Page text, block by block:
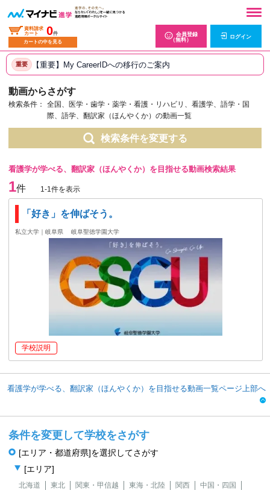
資料請求
カート
0件
カートの中を見る
会員登録
（無料）
ログイン
重要 【重要】My CareerIDへの移行のご案内
動画からさがす
検索条件：
全国、医学・歯学・薬学・看護・リハビリ、看護学、語学・国
際、語学、翻訳家（ほんやくか）の動画一覧
検索条件を変更する
看護学が学べる、翻訳家（ほんやくか）を目指せる動画検索結果
1件 1-1件を表示
「好き」を伸ばそう。
私立大学｜岐阜県 岐阜聖徳学園大学
学校説明
看護学が学べる、翻訳家（ほんやくか）を目指せる動画一覧ページ上部へ
条件を変更して学校をさがす
[エリア・都道府県]を選択してさがす
[エリア]
北海道 東北 関東・甲信越 東海・北陸 関西
中国・四国